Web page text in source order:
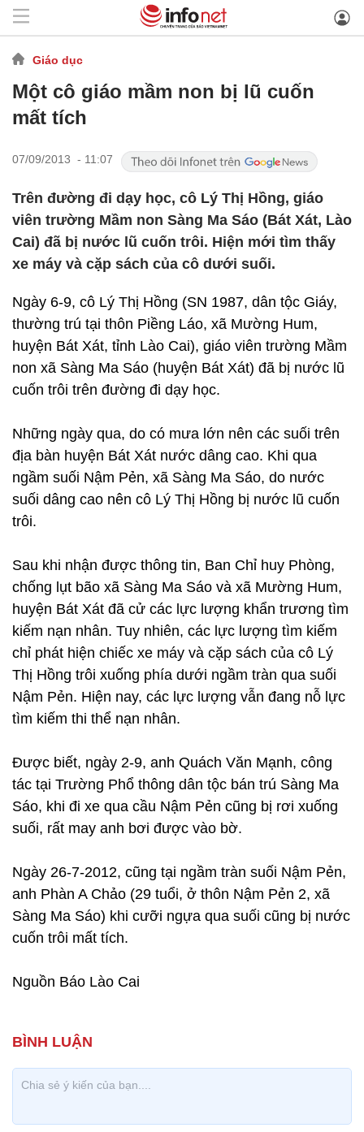
Giáo dục
Một cô giáo mầm non bị lũ cuốn
mất tích
07/09/2013 - 11:07
Trên đường đi dạy học, cô Lý Thị Hồng, giáo
viên trường Mầm non Sàng Ma Sáo (Bát Xát, Lào
Cai) đã bị nước lũ cuốn trôi. Hiện mới tìm thấy
xe máy và cặp sách của cô dưới suối.
Ngày 6-9, cô Lý Thị Hồng (SN 1987, dân tộc Giáy,
thường trú tại thôn Piềng Láo, xã Mường Hum,
huyện Bát Xát, tỉnh Lào Cai), giáo viên trường Mầm
non xã Sàng Ma Sáo (huyện Bát Xát) đã bị nước lũ
cuốn trôi trên đường đi dạy học.
Những ngày qua, do có mưa lớn nên các suối trên
địa bàn huyện Bát Xát nước dâng cao. Khi qua
ngầm suối Nậm Pẻn, xã Sàng Ma Sáo, do nước
suối dâng cao nên cô Lý Thị Hồng bị nước lũ cuốn
trôi.
Sau khi nhận được thông tin, Ban Chỉ huy Phòng,
chống lụt bão xã Sàng Ma Sáo và xã Mường Hum,
huyện Bát Xát đã cử các lực lượng khẩn trương tìm
kiếm nạn nhân. Tuy nhiên, các lực lượng tìm kiếm
chỉ phát hiện chiếc xe máy và cặp sách của cô Lý
Thị Hồng trôi xuống phía dưới ngầm tràn qua suối
Nậm Pẻn. Hiện nay, các lực lượng vẫn đang nỗ lực
tìm kiếm thi thể nạn nhân.
Được biết, ngày 2-9, anh Quách Văn Mạnh, công
tác tại Trường Phổ thông dân tộc bán trú Sàng Ma
Sáo, khi đi xe qua cầu Nậm Pẻn cũng bị rơi xuống
suối, rất may anh bơi được vào bờ.
Ngày 26-7-2012, cũng tại ngầm tràn suối Nậm Pẻn,
anh Phàn A Chảo (29 tuổi, ở thôn Nậm Pẻn 2, xã
Sàng Ma Sáo) khi cưỡi ngựa qua suối cũng bị nước
cuốn trôi mất tích.
Nguồn Báo Lào Cai